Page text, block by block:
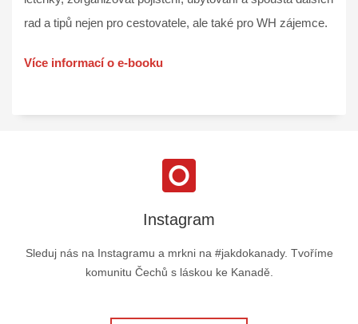
rad a tipů nejen pro cestovatele, ale také pro WH zájemce.
Více informací o e-booku
Instagram
Sleduj nás na Instagramu a mrkni na #jakdokanady. Tvoříme
komunitu Čechů s láskou ke Kanadě.